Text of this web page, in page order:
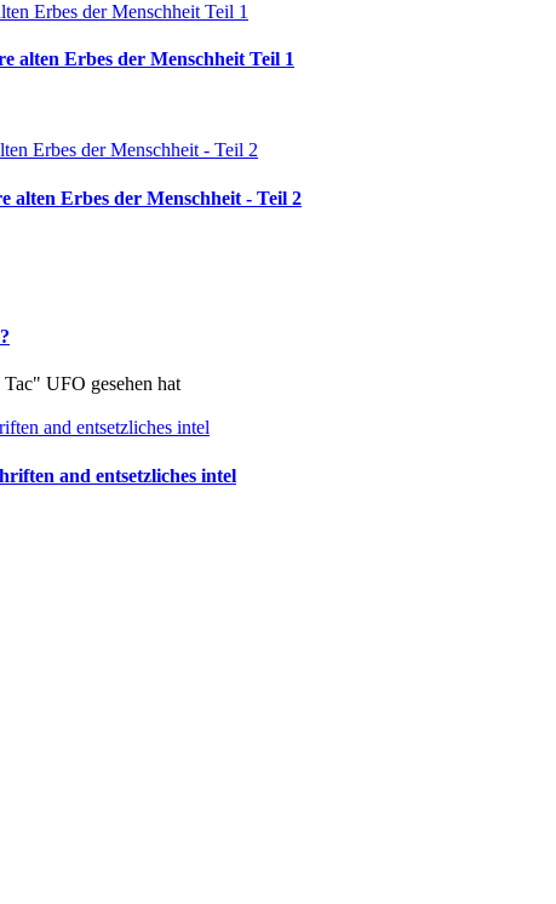
alten Erbes der Menschheit Teil 1
alten Erbes der Menschheit - Teil 2
UFO gesehen hat
and entsetzliches intel